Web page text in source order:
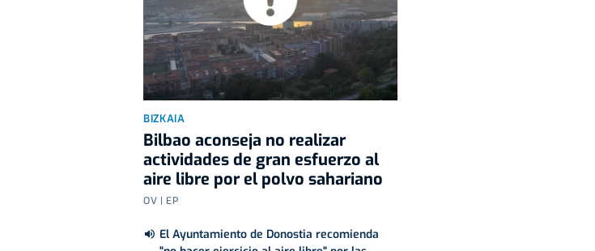
BIZKAIA
Bilbao aconseja no realizar
actividades de gran esfuerzo al
aire libre por el polvo sahariano
OV | EP
El Ayuntamiento de Donostia recomienda